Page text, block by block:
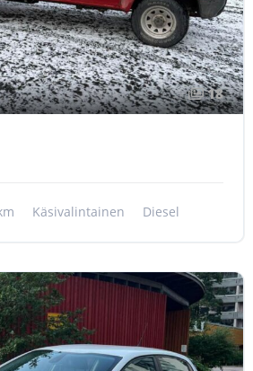
18
Käsivalintainen Diesel